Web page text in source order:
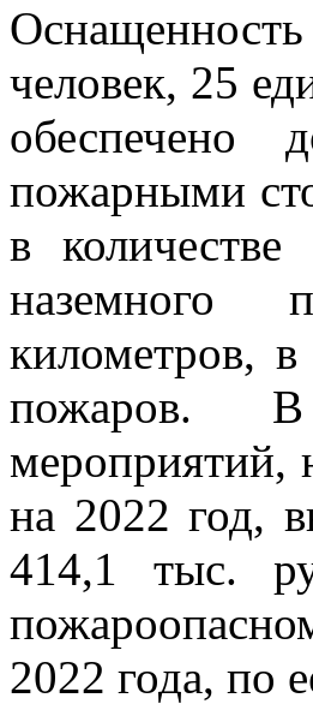
человек, 25
обеспечено
пожарными
в
наземного
километров,
пожаров. В
мероприятий,
на 2022 год,
414,1 тыс.
2022 года, по